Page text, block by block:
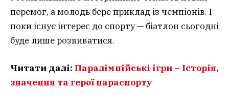
перемог, а молодь бере приклад із чемпіонів. І
поки існує інтерес до спорту — біатлон сьогодні
буде лише розвиватися.
Читати далі: Паралімпійські ігри – Історія,
значення та герої параспорту